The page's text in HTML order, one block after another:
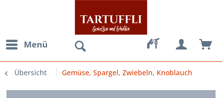
Menü
Übersicht Gemüse, Spargel, Zwiebeln, Knoblauch